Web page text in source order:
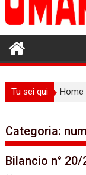
Tu sei qui Home
Categoria:
Bilancio n° 20/